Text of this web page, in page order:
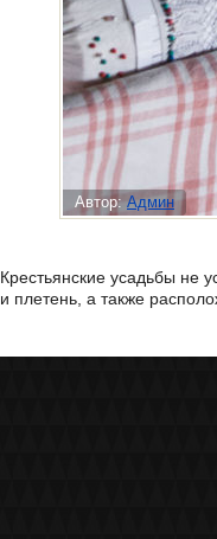
Автор:Админ
Крестьянские усадьбы не
и плетень, а также